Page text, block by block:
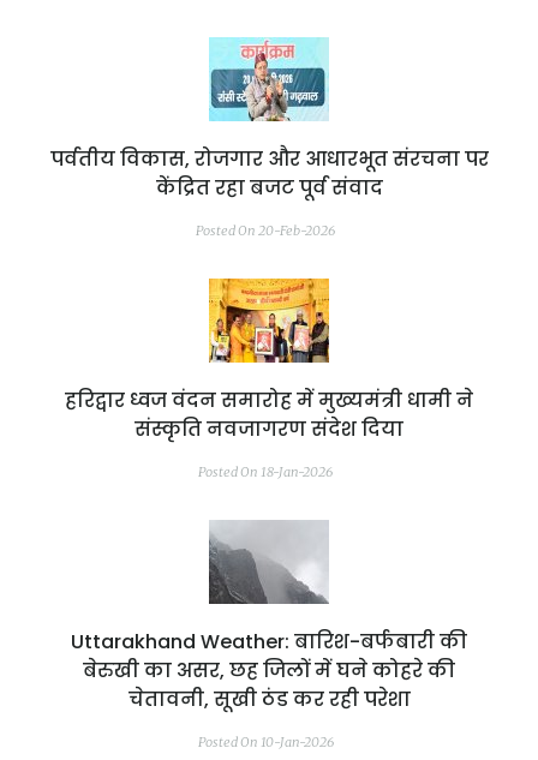
पर्वतीय विकास, रोजगार और आधारभूत संरचना पर
केंद्रित रहा बजट पूर्व संवाद
Posted On 20-Feb-2026
हरिद्वार ध्वज वंदन समारोह में मुख्यमंत्री धामी ने
संस्कृति नवजागरण संदेश दिया
Posted On 18-Jan-2026
Uttarakhand Weather: बारिश-बर्फबारी की
बेरुखी का असर, छह जिलों में घने कोहरे की
चेतावनी, सूखी ठंड कर रही परेशा
Posted On 10-Jan-2026